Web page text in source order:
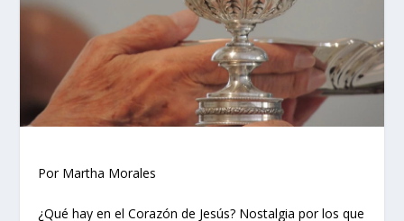
Por Martha Morales
¿Qué hay en el Corazón de Jesús? Nostalgia por los que